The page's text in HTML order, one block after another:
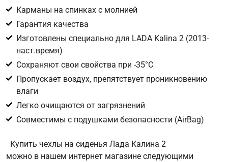
Карманы на спинках с молнией
Гарантия качества
Изготовлены специально для LADA Kalina 2 (2013-
наст.время)
Сохраняют свои свойства при -35°С
Пропускает воздух, препятствует проникновению
влаги
Легко очищаются от загрязнений
Совместимы с подушками безопасности (AirBag)
Купить чехлы на сиденья Лада Калина 2
можно в нашем интернет магазине следующими